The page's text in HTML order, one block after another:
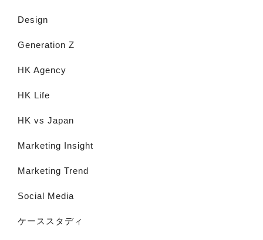
Design
Generation Z
HK Agency
HK Life
HK vs Japan
Marketing Insight
Marketing Trend
Social Media
ケーススタディ